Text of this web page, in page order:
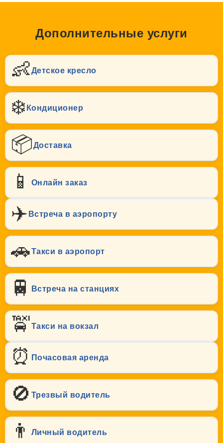
Дополнительные услуги
👶Детское кресло
❄️ Кондиционер
📦Доставка
📱 Онлайн заказ
✈️ Встреча в аэропорту
🚗Такси в аэропорт
🚆 Встреча на станциях
🚖Такси на вокзал
⏰ Почасовая аренда
🚫 Трезвый водитель
👨 Личный водитель